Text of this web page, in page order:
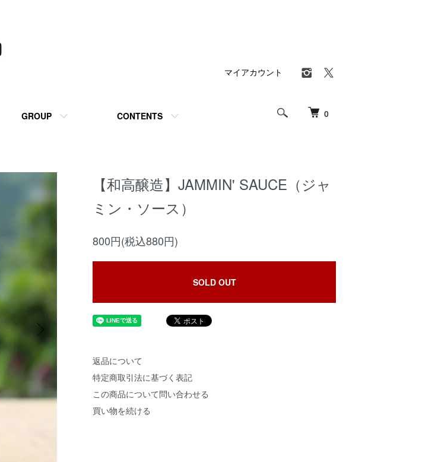
0
GROUP CONTENTS
マイアカウント
【和高醸造】JAMMIN' SAUCE（ジャ
ミン・ソース）
800円(税込880円)
SOLD OUT
返品について
特定商取引法に基づく表記
この商品について問い合わせる
買い物を続ける